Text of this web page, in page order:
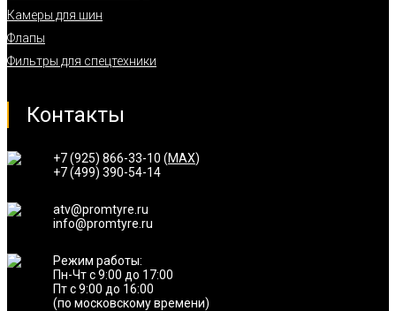
Камеры для шин
Флапы
Фильтры для спецтехники
Контакты
+7 (925) 866-33-10 (MAX)
+7 (499) 390-54-14
atv@promtyre.ru
info@promtyre.ru
Режим работы:
Пн-Чт с 9:00 до 17:00
Пт с 9:00 до 16:00
(по московскому времени)